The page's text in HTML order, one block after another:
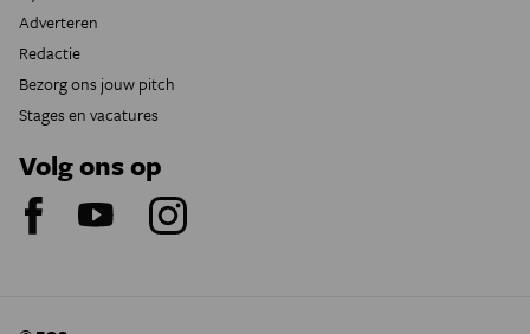
Adverteren
Redactie
Bezorg ons jouw pitch
Stages en vacatures
Volg ons op